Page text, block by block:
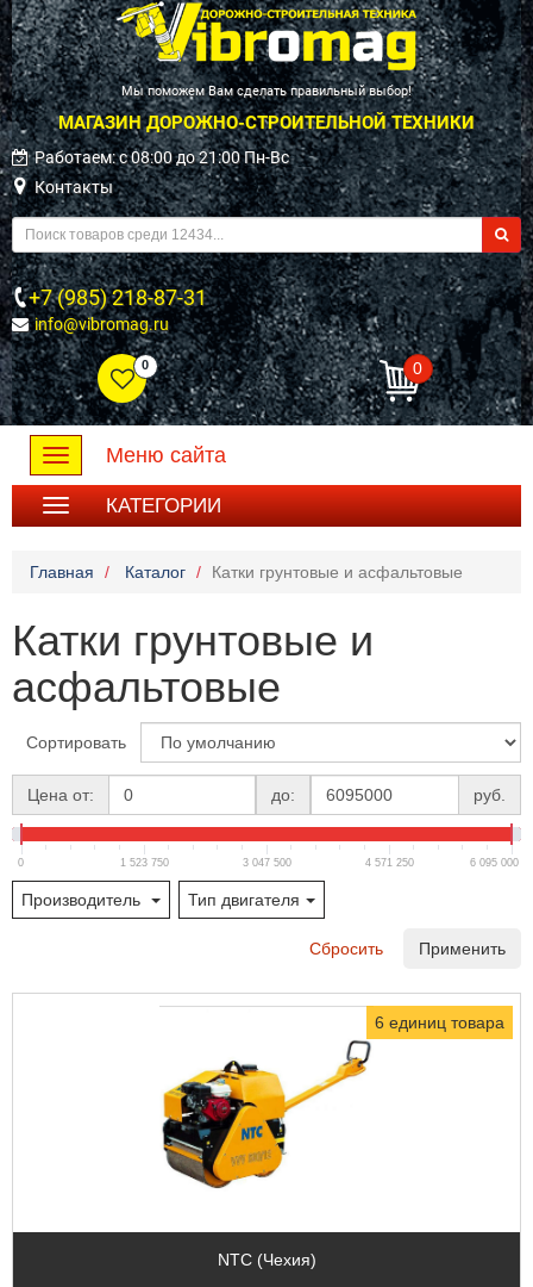
Мы поможем Вам сделать правильный выбор!
МАГАЗИН ДОРОЖНО-СТРОИТЕЛЬНОЙ ТЕХНИКИ
Работаем: c 08:00 до 21:00 Пн-Вс
Контакты
+7 (985) 218-87-31
info@vibromag.ru
0 0
Toggle
navigation
Меню сайта
КАТЕГОРИИ
Главная Каталог Катки грунтовые и асфальтовые
Катки грунтовые и
асфальтовые
Сортировать
Цена от: до: руб.
0 1 523 750 3 047 500 4 571 250 6 095 000
Производитель Тип двигателя
Сбросить Применить
6 единиц товара
NTC (Чехия)